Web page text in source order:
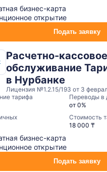
бизнес-карта
открытие
Подать заявку
Расчетно-кассовое
обслуживание
в Нурбанке
Лицензия №1.2.15/193 от 3
тарифа
Переводы в
от 0%
Стоимость
18 000 ₸
бизнес-карта
открытие
Подать заявку